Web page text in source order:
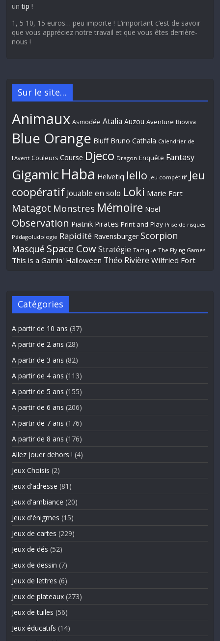
untip !
1, 5 10, 15 euros… peu importe ! L’important c’est de savoir
que vous appréciez notre travail et que vous êtes derrière-
nous !
Sur le site…
Animaux Asmodée Atalia Auzou Aventure Bioviva
Blue Orange Bluff Bruno Cathala Calendrier de
l'Avent Couleurs Course Djeco Dragon Enquête Fantasy
Gigamic Haba Helvetiq Iello Jeu compétitif Jeu
coopératif Jouable en solo Loki Marie Fort
Matagot Monstres Mémoire Noël
Observation Piatnik Pirates Print and Play Prise de risques
Pédagoludologie Rapidité Ravensburger Scorpion
Masqué Space Cow Stratégie Tactique The Flying Games
This is a Gamin' Halloween Théo Rivière Wilfried Fort
Catégories
A partir de 10 ans (37)
A partir de 2 ans (28)
A partir de 3 ans (82)
A partir de 4 ans (113)
A partir de 5 ans (155)
A partir de 6 ans (206)
A partir de 7 ans (176)
A partir de 8 ans (176)
Allez jouer dehors ! (4)
Jeux Choisis (2)
Jeux d'adresse (81)
Jeux d'ambiance (20)
Jeux d'énigmes (15)
Jeux de cartes (229)
Jeux de dés (52)
Jeux de dessin (7)
Jeux de lettres (6)
Jeux de plateaux (273)
Jeux de tuiles (56)
Jeux éducatifs (14)